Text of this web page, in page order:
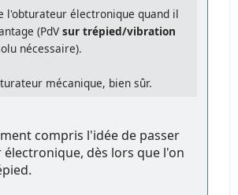
l'obturateur électronique quand il
(PdVsur trépied/vibration
nécessaire).
mécanique, bien sûr.
compris l'idée de passer
dès lors que l'on